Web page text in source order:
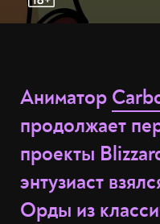
Аниматор
продолжает
проекты
энтузиаст
Орды из